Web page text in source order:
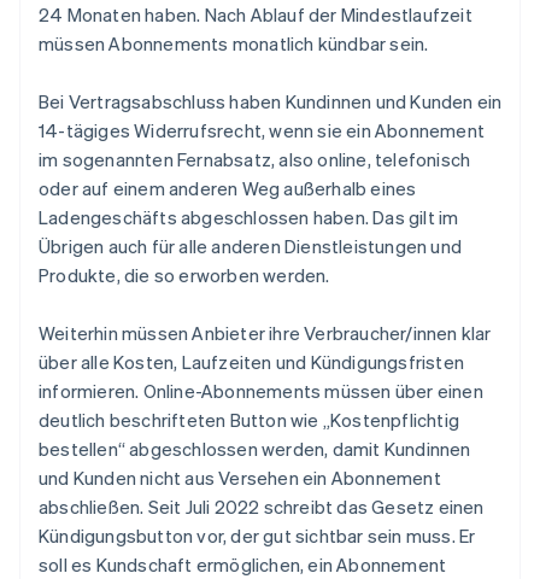
24 Monaten haben. Nach Ablauf der Mindestlaufzeit
müssen Abonnements monatlich kündbar sein.
Bei Vertragsabschluss haben Kundinnen und Kunden ein
14-tägiges Widerrufsrecht, wenn sie ein Abonnement
im sogenannten Fernabsatz, also online, telefonisch
oder auf einem anderen Weg außerhalb eines
Ladengeschäfts abgeschlossen haben. Das gilt im
Übrigen auch für alle anderen Dienstleistungen und
Produkte, die so erworben werden.
Weiterhin müssen Anbieter ihre Verbraucher/innen klar
über alle Kosten, Laufzeiten und Kündigungsfristen
informieren. Online-Abonnements müssen über einen
deutlich beschrifteten Button wie „Kostenpflichtig
bestellen“ abgeschlossen werden, damit Kundinnen
und Kunden nicht aus Versehen ein Abonnement
abschließen. Seit Juli 2022 schreibt das Gesetz einen
Kündigungsbutton vor, der gut sichtbar sein muss. Er
soll es Kundschaft ermöglichen, ein Abonnement